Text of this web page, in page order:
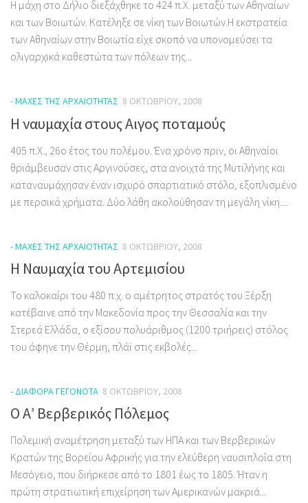
Η μάχη στο Δήλιο διεξάχθηκε το 424 π.Χ. μεταξύ των Αθηναίων
και των Βοιωτών. Κατέληξε σε νίκη των Βοιωτών.Η εκστρατεία
των Αθηναίων στην Βοιωτία είχε σκοπό να υπονομεύσει τα
ολιγαρχικά καθεστώτα των πόλεων της...
- ΜΆΧΕΣ ΤΗΣ ΑΡΧΑΙΌΤΗΤΑΣ 8 ΟΚΤΩΒΡΊΟΥ, 2008
Η ναυμαχία στους Αιγος ποταμούς
405 π.Χ., 26ο έτος του πολέμου. Ένα χρόνο πριν, οι Αθηναίοι
θριάμβευσαν στις Αργινούσες, στα ανοιχτά της Μυτιλήνης και
καταναυμάχησαν έναν ισχυρό σπαρτιατικό στόλο, εξοπλισμένο
με περσικά χρήματα. Δύο λάθη ακολούθησαν τη μεγάλη νίκη....
- ΜΆΧΕΣ ΤΗΣ ΑΡΧΑΙΌΤΗΤΑΣ 8 ΟΚΤΩΒΡΊΟΥ, 2008
Η Ναυμαχία του Αρτεμισίου
Το καλοκαίρι του 480 π.χ. ο αμέτρητος στρατός του Ξέρξη
κατέβαινε από την Μακεδονία προς την Θεσσαλία και την
Στερεά Ελλάδα, ο εξίσου πολυάριθμος (1200 τριήρεις) στόλος
του άφηνε την Θέρμη, πλάϊ στις εκβολές...
- ΔΙΆΦΟΡΑ ΓΕΓΟΝΌΤΑ 8 ΟΚΤΩΒΡΊΟΥ, 2008
Ο Α’ Βερβερικός Πόλεμος
Πολεμική αναμέτρηση μεταξύ των ΗΠΑ και των Βερβερικών
Κρατών της Βορείου Αφρικής για την ελεύθερη ναυσιπλοΐα στη
Μεσόγειο, που διήρκεσε από το 1801 έως το 1805. Ήταν η
πρώτη στρατιωτική επιχείρηση των Αμερικανών μακριά...